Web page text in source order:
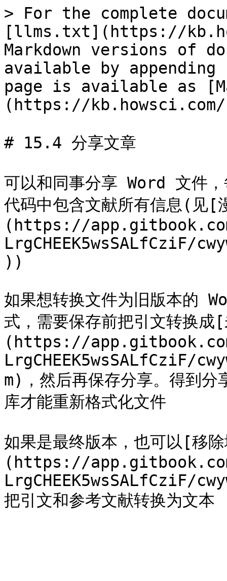
> For the complete
[llms.txt](https://
Markdown versions of
available by
page is available as
(https://kb.howsci.com/
# 15.4 分享文章
可以和同事分享 Word 文件，
代码中包含文献所有信息(见[
(https://
LrgCHEEK5wsSALfCziF/
))
如果想转换文件为旧版本的
式，需要保存前把引文转换
(https://
LrgCHEEK5wsSALfCziF/
m)，然后再保存分享。得到
库才能重新格式化文件
如果是最终版本，也可以[移
(https://
LrgCHEEK5wsSALfCziF/